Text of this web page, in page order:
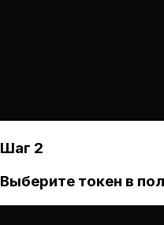
Шаг 2
Выберите токен в